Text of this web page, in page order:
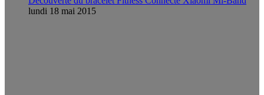
lundi 18 mai 2015